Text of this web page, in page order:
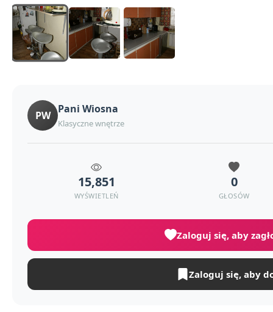
PW Pani Wiosna
Klasyczne wnętrze
15,851
WYŚWIETLEŃ
0
GŁOSÓW
Zaloguj się, aby
Zaloguj się, aby